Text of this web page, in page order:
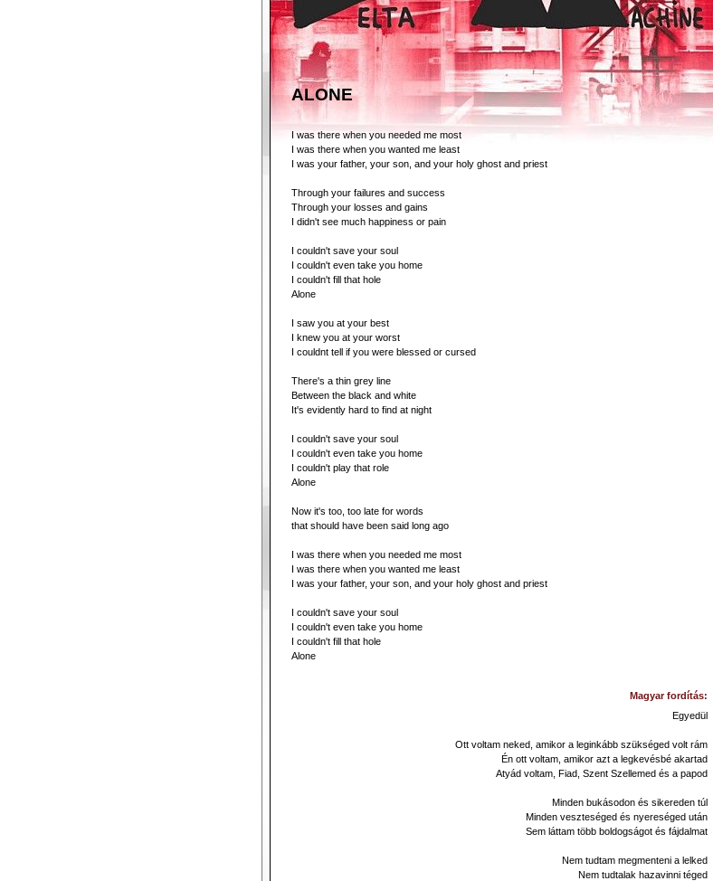
ALONE
I was there when you needed me most
I was there when you wanted me least
I was your father, your son, and your holy ghost and priest
Through your failures and success
Through your losses and gains
I didn't see much happiness or pain
I couldn't save your soul
I couldn't even take you home
I couldn't fill that hole
Alone
I saw you at your best
I knew you at your worst
I couldnt tell if you were blessed or cursed
There's a thin grey line
Between the black and white
It's evidently hard to find at night
I couldn't save your soul
I couldn't even take you home
I couldn't play that role
Alone
Now it's too, too late for words
that should have been said long ago
I was there when you needed me most
I was there when you wanted me least
I was your father, your son, and your holy ghost and priest
I couldn't save your soul
I couldn't even take you home
I couldn't fill that hole
Alone
Magyar fordítás:
Egyedül
Ott voltam neked, amikor a leginkább szükséged volt rám
Én ott voltam, amikor azt a legkevésbé akartad
Atyád voltam, Fiad, Szent Szellemed és a papod
Minden bukásodon és sikereden túl
Minden veszteséged és nyereséged után
Sem láttam több boldogságot és fájdalmat
Nem tudtam megmenteni a lelked
Nem tudtalak hazavinni téged